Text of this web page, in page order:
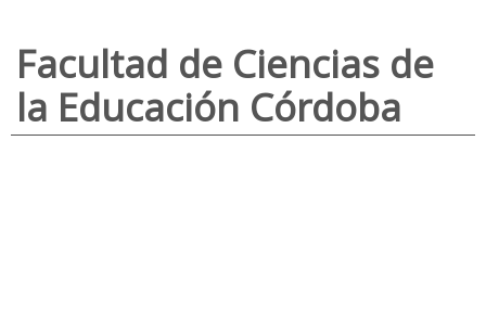
Facultad de Ciencias de
la Educación Córdoba